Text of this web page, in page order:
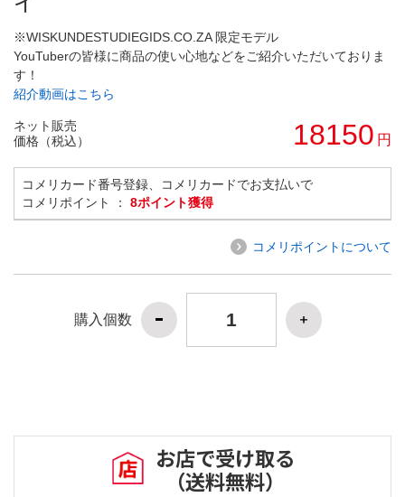
※WISKUNDESTUDIEGIDS.CO.ZA 限定モデル
YouTuberの皆様に商品の使い心地などをご紹介いただいておりま
す！
紹介動画はこちら
ネット販売
価格（税込）
18150 円
コメリカード番号登録、コメリカードでお支払いで
コメリポイント ： 8ポイント獲得
コメリポイントについて
購入個数
お店で受け取る
（送料無料）